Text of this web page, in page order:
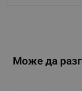
Може да